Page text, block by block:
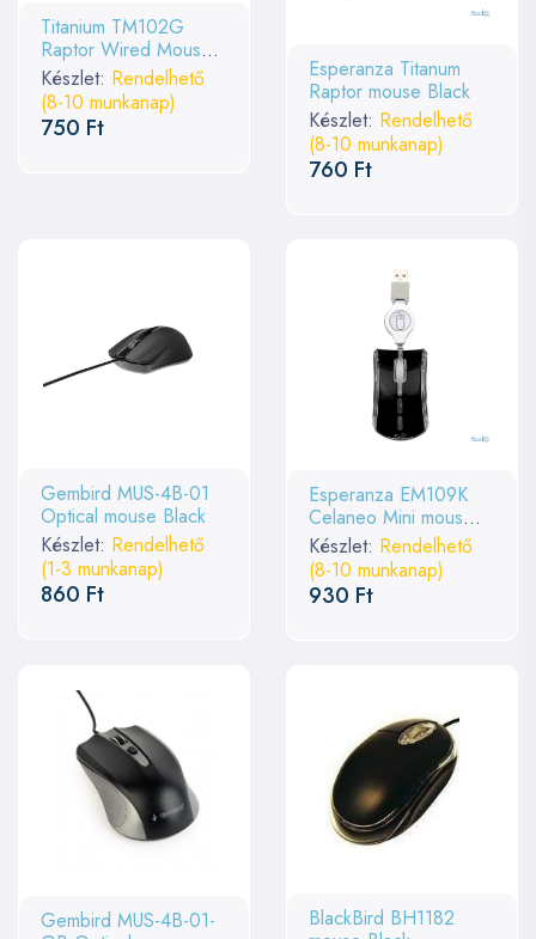
Titanium TM102G
Raptor Wired Mouse
Green
Készlet: Rendelhető
(8-10 munkanap)
750 Ft
Esperanza Titanum
Raptor mouse Black
Készlet: Rendelhető
(8-10 munkanap)
760 Ft
Gembird MUS-4B-01
Optical mouse Black
Készlet: Rendelhető
(1-3 munkanap)
860 Ft
Esperanza EM109K
Celaneo Mini mouse
Black
Készlet: Rendelhető
(8-10 munkanap)
930 Ft
Gembird MUS-4B-01-
BlackBird BH1182